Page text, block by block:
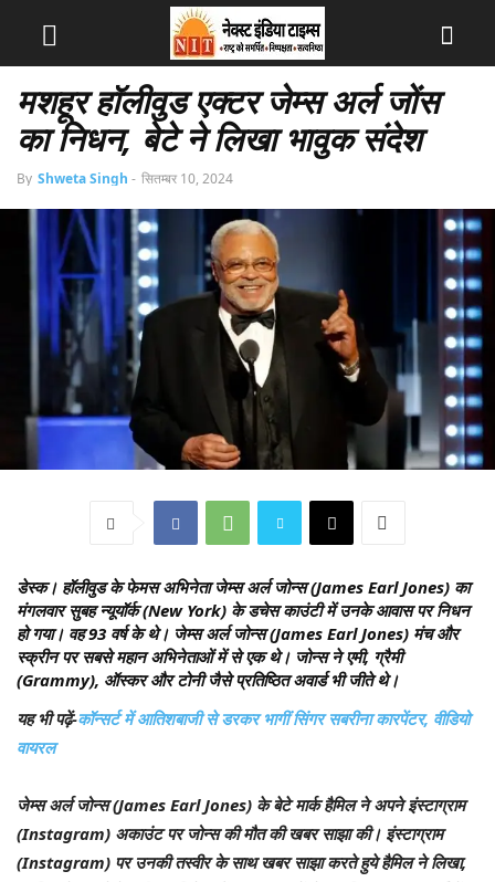
मशहूर हॉलीवुड एक्टर जेम्स अर्ल जोंस
का निधन, बेटे ने लिखा भावुक संदेश
By Shweta Singh - सितम्बर 10, 2024
डेस्क। हॉलीवुड के फेमस अभिनेता जेम्स अर्ल जोन्स (James Earl Jones) का
मंगलवार सुबह न्यूयॉर्क (New York) के डचेस काउंटी में उनके आवास पर निधन
हो गया। वह 93 वर्ष के थे। जेम्स अर्ल जोन्स (James Earl Jones) मंच और
स्क्रीन पर सबसे महान अभिनेताओं में से एक थे। जोन्स ने एमी, ग्रैमी
(Grammy), ऑस्कर और टोनी जैसे प्रतिष्ठित अवार्ड भी जीते थे।
यह भी पढ़ें-कॉन्सर्ट में आतिशबाजी से डरकर भागीं सिंगर सबरीना कारपेंटर, वीडियो
वायरल
जेम्स अर्ल जोन्स (James Earl Jones) के बेटे मार्क हैमिल ने अपने इंस्टाग्राम
(Instagram) अकाउंट पर जोन्स की मौत की खबर साझा की। इंस्टाग्राम
(Instagram) पर उनकी तस्वीर के साथ खबर साझा करते हुये हैमिल ने लिखा,